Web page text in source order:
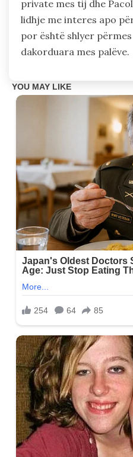
private mes tij dhe
lidhje me interes apo
por është shlyer
dakorduara mes palëve.